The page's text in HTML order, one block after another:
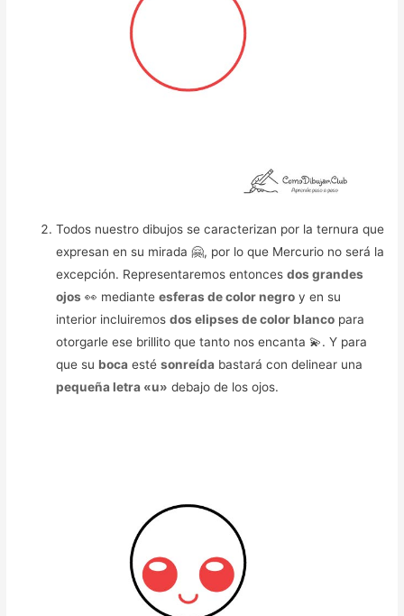
Todos nuestro dibujos se caracterizan por la ternura que
expresan en su mirada 🤗, por lo que Mercurio no será la
excepción. Representaremos entoncesdos grandes
ojos 👀 medianteesferas de color negro y en su
interior incluiremosdos elipses de color blanco para
otorgarle ese brillito que tanto nos encanta 💫. Y para
que su boca estésonreída bastará con delinear una
pequeña letra «u» debajo de los ojos.